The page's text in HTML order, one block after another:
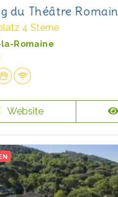
du Théâtre Romain
4 Sterne
la-Romaine
Website